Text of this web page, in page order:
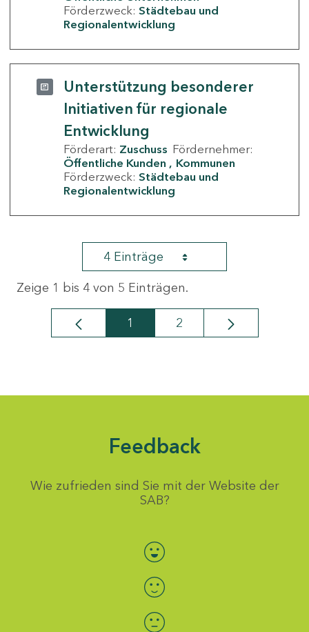
Förderzweck: Städtebau und
Regionalentwicklung
Unterstützung besonderer
Initiativen für regionale
Entwicklung
Förderart: Zuschuss Fördernehmer:
Öffentliche Kunden
Kommunen
Förderzweck: Städtebau und
Regionalentwicklung
4 Einträge
Zeige 1 bis 4 von 5 Einträgen.
Seite
1 Seite
2
Feedback
Wie zufrieden sind Sie mit der Website der
SAB?
Bewertung auswählen